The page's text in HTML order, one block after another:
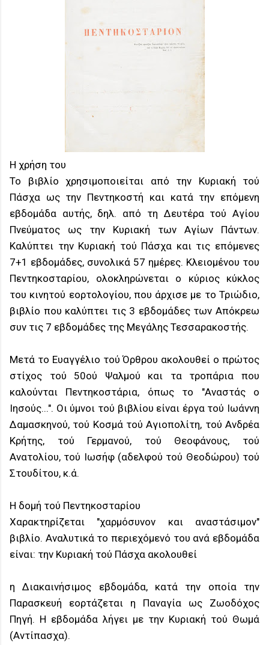
Η χρήση του
Το βιβλίο χρησιμοποιείται από την Κυριακή τού
Πάσχα ως την Πεντηκοστή και κατά την επόμενη
εβδομάδα αυτής, δηλ. από τη Δευτέρα τού Αγίου
Πνεύματος ως την Κυριακή των Αγίων Πάντων.
Καλύπτει την Κυριακή τού Πάσχα και τις επόμενες
7+1 εβδομάδες, συνολικά 57 ημέρες. Κλειομένου του
Πεντηκοσταρίου, ολοκληρώνεται ο κύριος κύκλος
του κινητού εορτολογίου, που άρχισε με το Τριώδιο,
βιβλίο που καλύπτει τις 3 εβδομάδες των Απόκρεω
συν τις 7 εβδομάδες της Μεγάλης Τεσσαρακοστής.
Μετά το Ευαγγέλιο τού Όρθρου ακολουθεί ο πρώτος
στίχος τού 50ού Ψαλμού και τα τροπάρια που
καλούνται Πεντηκοστάρια, όπως το "Αναστάς ο
Ιησούς...". Οι ύμνοι τού βιβλίου είναι έργα τού Ιωάννη
Δαμασκηνού, τού Κοσμά τού Αγιοπολίτη, τού Ανδρέα
Κρήτης, τού Γερμανού, τού Θεοφάνους, τού
Ανατολίου, τού Ιωσήφ (αδελφού τού Θεοδώρου) τού
Στουδίτου, κ.ά.
Η δομή τού Πεντηκοσταρίου
Χαρακτηρίζεται "χαρμόσυνον και αναστάσιμον"
βιβλίο. Αναλυτικά το περιεχόμενό του ανά εβδομάδα
είναι: την Κυριακή τού Πάσχα ακολουθεί
η Διακαινήσιμος εβδομάδα, κατά την οποία την
Παρασκευή εορτάζεται η Παναγία ως Ζωοδόχος
Πηγή. Η εβδομάδα λήγει με την Κυριακή τού Θωμά
(Αντίπασχα).